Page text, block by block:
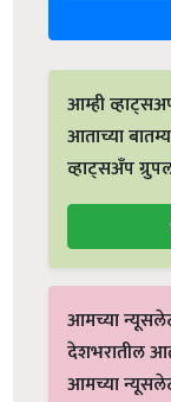
आम्ही
आताच्या
व्हाट्सअँप
आमच्या
देशभरातील
आमच्या